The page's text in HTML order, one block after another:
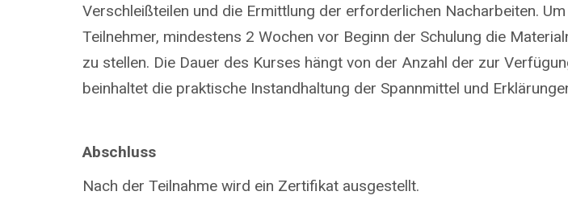
Verschleißteilen und die Ermittlung der erforderlichen Nacharbeiten.
Teilnehmer, mindestens 2 Wochen vor Beginn der Schulung die
zu stellen. Die Dauer des Kurses hängt von der Anzahl der zur
beinhaltet die praktische Instandhaltung der Spannmittel und
Abschluss
Nach der Teilnahme wird ein Zertifikat ausgestellt.